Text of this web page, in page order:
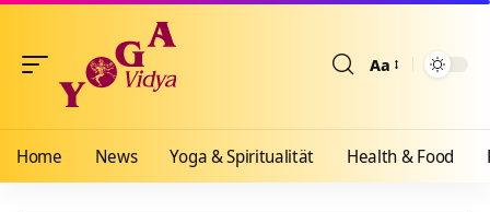
Aa
Home News Yoga & Spiritualität Health & Food